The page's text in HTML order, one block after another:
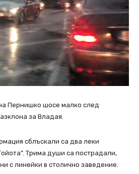
Пернишко шосе малко след
за Владая.
сблъскали са два леки
Tрима души са пострадали,
с линейки в столично заведение.